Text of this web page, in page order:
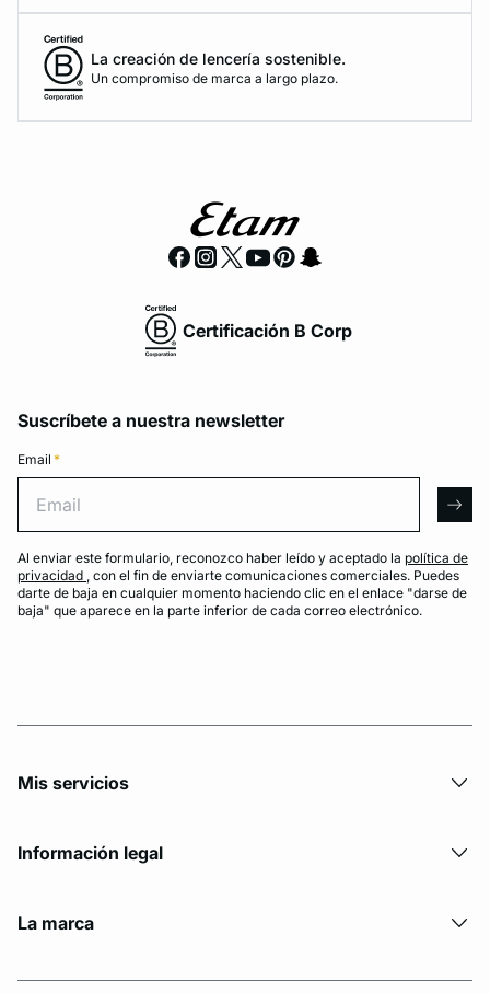
La creación de lencería sostenible.
Un compromiso de marca a largo plazo.
Certificación B Corp
Suscríbete a nuestra newsletter
Email *
Al enviar este formulario, reconozco haber leído y aceptado la política de
privacidad , con el fin de enviarte comunicaciones comerciales. Puedes
darte de baja en cualquier momento haciendo clic en el enlace "darse de
baja" que aparece en la parte inferior de cada correo electrónico.
Mis servicios
Información legal
La marca